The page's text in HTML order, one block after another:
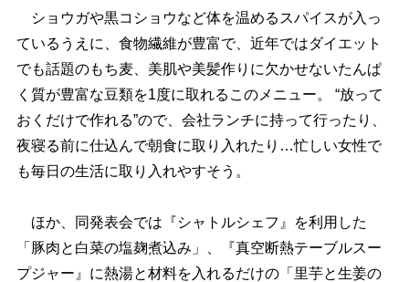
ショウガや黒コショウなど体を温めるスパイスが入っ
ているうえに、食物繊維が豊富で、近年ではダイエット
でも話題のもち麦、美肌や美髪作りに欠かせないたんぱ
く質が豊富な豆類を1度に取れるこのメニュー。 “放って
おくだけで作れる”ので、会社ランチに持って行ったり、
夜寝る前に仕込んで朝食に取り入れたり…忙しい女性で
も毎日の生活に取り入れやすそう。
ほか、同発表会では『シャトルシェフ』を利用した
「豚肉と白菜の塩麹煮込み」、『真空断熱テーブルスー
プジャー』に熱湯と材料を入れるだけの「里芋と生姜の